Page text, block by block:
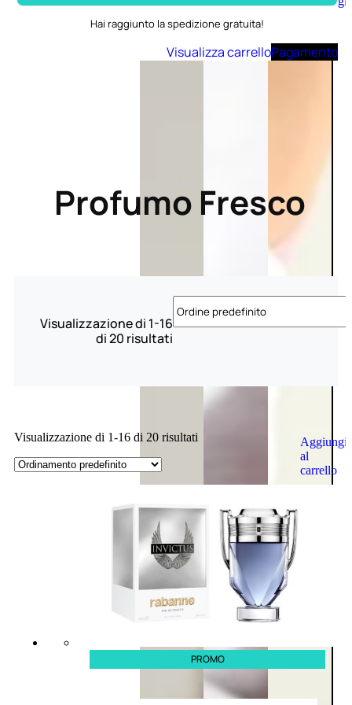
Aggiungi
al
carrello
Hai raggiunto la spedizione gratuita!
Visualizza carrelloPagamento
Profumo Fresco
Visualizzazione di 1-16
di 20 risultati
Visualizzazione di 1-16 di 20 risultati
PROMO